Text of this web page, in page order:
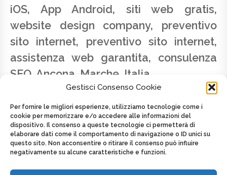
Gestisci Consenso Cookie
Per fornire le migliori esperienze, utilizziamo tecnologie come i
cookie per memorizzare e/o accedere alle informazioni del
dispositivo. Il consenso a queste tecnologie ci permetterà di
elaborare dati come il comportamento di navigazione o ID unici su
questo sito. Non acconsentire o ritirare il consenso può influire
negativamente su alcune caratteristiche e funzioni.
iOS, App Android, siti web gratis,
website design company, preventivo
sito internet, preventivo sito internet,
assistenza web garantita, consulenza
SEO, Ancona, Marche, Italia
SAVINO LATTANZIO - P.IVA 02179820424 -
CELL. +39 347.2625439